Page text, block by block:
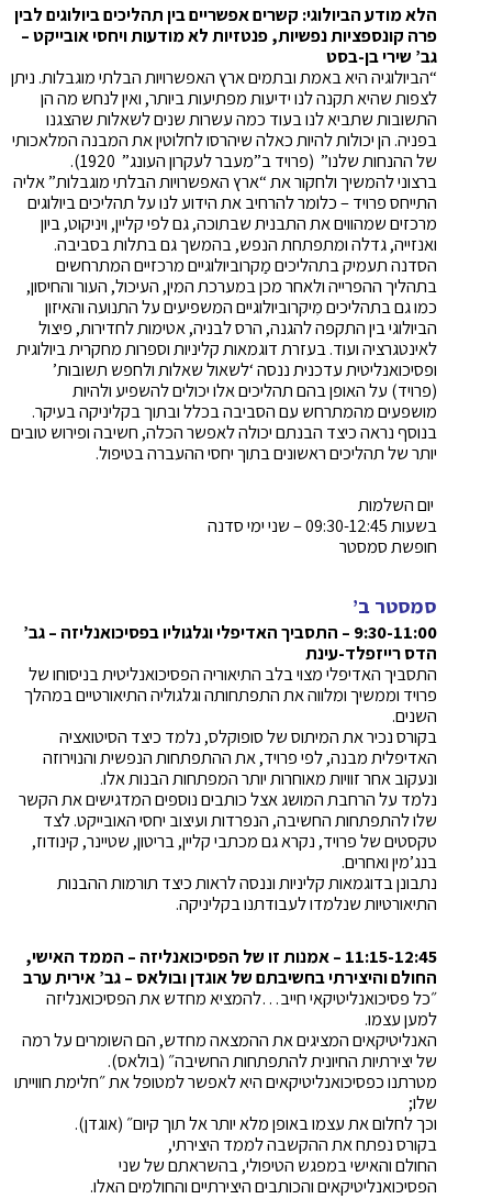
הלא מודע הביולוגי: קשרים אפשריים בין תהליכים ביולוגים לבין
פרה קונספציות נפשיות, פנטזיות לא מודעות ויחסי אובייקט –
גב’ שירי בן-בסט
“הביולוגיה היא באמת ובתמים ארץ האפשרויות הבלתי מוגבלות. ניתן
לצפות שהיא תקנה לנו ידיעות מפתיעות ביותר, ואין לנחש מה הן
התשובות שתביא לנו בעוד כמה עשרות שנים לשאלות שהצגנו
בפניה. הן יכולות להיות כאלה שיהרסו לחלוטין את המבנה המלאכותי
של ההנחות שלנו” (פרויד ב”מעבר לעקרון העונג” 1920).
ברצוני להמשיך ולחקור את “ארץ האפשרויות הבלתי מוגבלות” אליה
התייחס פרויד – כלומר להרחיב את הידוע לנו על תהליכים ביולוגים
מרכזים שמהווים את התבנית שבתוכה, גם לפי קליין, ויניקוט, ביון
ואנזייה, גדלה ומתפתחת הנפש, בהמשך גם בתלות בסביבה.
הסדנה תעמיק בתהליכים מַקרוביולוגיים מרכזיים המתרחשים
בתהליך ההפרייה ולאחר מכן במערכת המין, העיכול, העור והחיסון,
כמו גם בתהליכים מִיקרוביולוגיים המשפיעים על התנועה והאיזון
הביולוגי בין התקפה להגנה, הרס לבניה, אטימות לחדירות, פיצול
לאינטגרציה ועוד. בעזרת דוגמאות קליניות וספרות מחקרית ביולוגית
ופסיכואנליטית עדכנית ננסה ‘לשאול שאלות ולחפש תשובות’
(פרויד) על האופן בהם תהליכים אלו יכולים להשפיע ולהיות
מושפעים מהמתרחש עם הסביבה בכלל ובתוך בקליניקה בעיקר.
בנוסף נראה כיצד הבנתם יכולה לאפשר הכלה, חשיבה ופירוש טובים
יותר של תהליכים ראשונים בתוך יחסי ההעברה בטיפול.
יום השלמות
בשעות 09:30-12:45 – שני ימי סדנה
חופשת סמסטר
סמסטר ב’
9:30-11:00 – התסביך האדיפלי וגלגוליו בפסיכואנליזה – גב’
הדס רייזפלד-עינת
התסביך האדיפלי מצוי בלב התיאוריה הפסיכואנליטית בניסוחו של
פרויד וממשיך ומלווה את התפתחותה וגלגוליה התיאורטיים במהלך
השנים.
בקורס נכיר את המיתוס של סופוקלס, נלמד כיצד הסיטואציה
האדיפלית מבנה, לפי פרויד, את ההתפתחות הנפשית והנוירוזה
ונעקוב אחר זוויות מאוחרות יותר המפתחות הבנות אלו.
נלמד על הרחבת המושג אצל כותבים נוספים המדגישים את הקשר
שלו להתפתחות החשיבה, הנפרדות ועיצוב יחסי האובייקט. לצד
טקסטים של פרויד, נקרא גם מכתבי קליין, בריטון, שטיינר, קינודוז,
בנג’מין ואחרים.
נתבונן בדוגמאות קליניות וננסה לראות כיצד תורמות ההבנות
התיאורטיות שנלמדו לעבודתנו בקליניקה.
11:15-12:45 – אמנות זו של הפסיכואנליזה – הממד האישי,
החולם והיצירתי בחשיבתם של אוגדן ובולאס – גב’ אירית ערב
״כל פסיכואנליטיקאי חייב…להמציא מחדש את הפסיכואנליזה
למען עצמו.
האנליטיקאים המציגים את ההמצאה מחדש, הם השומרים על רמה
של יצירתיות החיונית להתפתחות החשיבה״ (בולאס).
מטרתנו כפסיכואנליטיקאים היא לאפשר למטופל את ״חלימת חווייתו
שלו;
וכך לחלום את עצמו באופן מלא יותר אל תוך קיום״ (אוגדן).
בקורס נפתח את ההקשבה לממד היצירתי,
החולם והאישי במפגש הטיפולי, בהשראתם של שני
הפסיכואנליטיקאים והכותבים היצירתיים והחולמים האלו.